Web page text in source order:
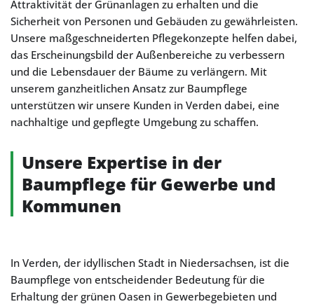
Attraktivität der Grünanlagen zu erhalten und die
Sicherheit von Personen und Gebäuden zu gewährleisten.
Unsere maßgeschneiderten Pflegekonzepte helfen dabei,
das Erscheinungsbild der Außenbereiche zu verbessern
und die Lebensdauer der Bäume zu verlängern. Mit
unserem ganzheitlichen Ansatz zur Baumpflege
unterstützen wir unsere Kunden in Verden dabei, eine
nachhaltige und gepflegte Umgebung zu schaffen.
Unsere Expertise in der
Baumpflege für Gewerbe und
Kommunen
In Verden, der idyllischen Stadt in Niedersachsen, ist die
Baumpflege von entscheidender Bedeutung für die
Erhaltung der grünen Oasen in Gewerbegebieten und